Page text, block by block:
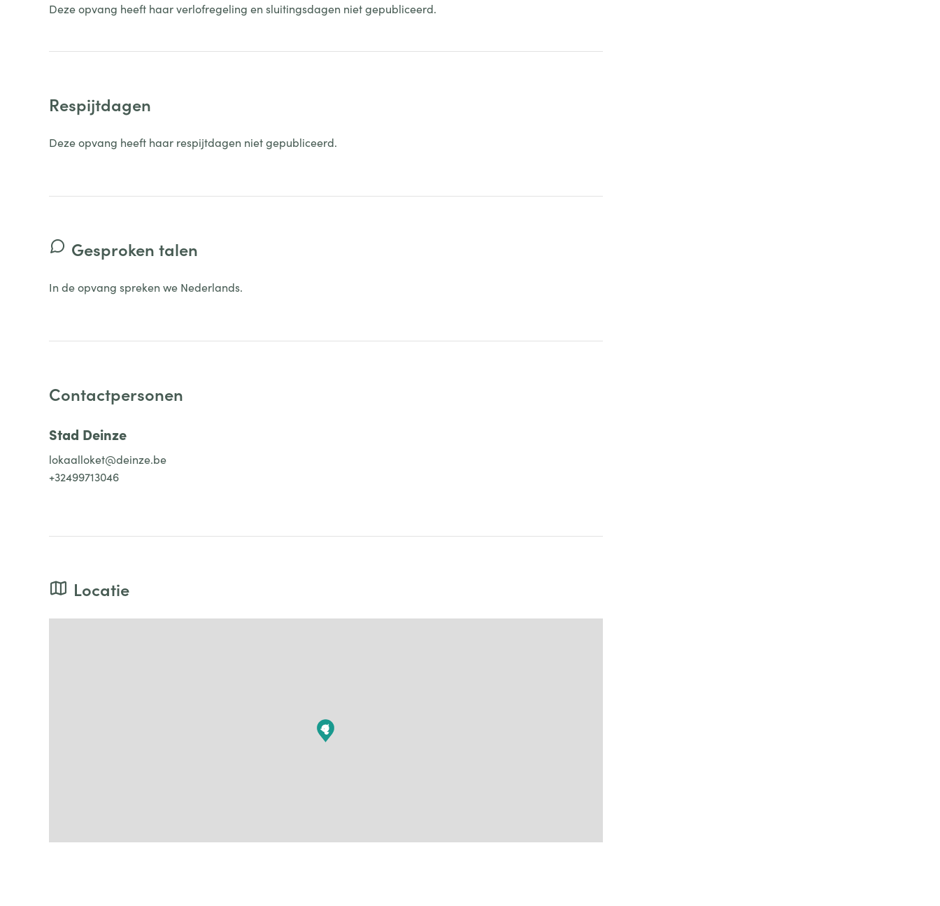
Deze opvang heeft haar verlofregeling en sluitingsdagen niet gepubliceerd.
Respijtdagen
Deze opvang heeft haar respijtdagen niet gepubliceerd.
Gesproken talen
In de opvang spreken we Nederlands.
Contactpersonen
Stad Deinze
lokaalloket@deinze.be
+32499713046
Locatie